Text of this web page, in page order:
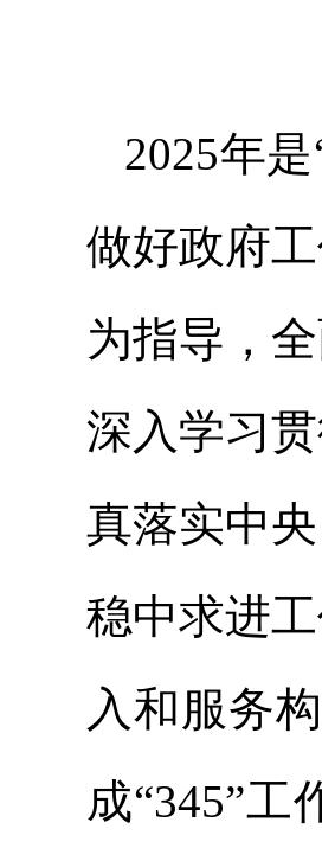
2025年
做好政府
为指导，
深入学习
真落实中
稳中求进
入和服务
成“345”